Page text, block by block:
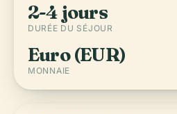
2-4 jours
DURÉE DU SÉJOUR
Euro (EUR)
MONNAIE